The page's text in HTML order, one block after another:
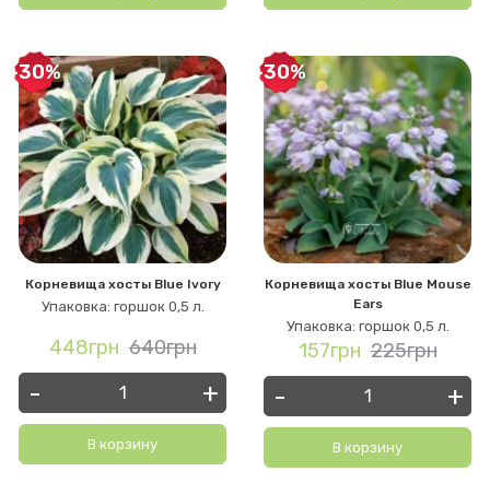
-30%
Корневища хосты Blue Ivory
Упаковка: горшок 0,5 л.
448грн 640грн
- +
В корзину
-30%
Корневища хосты Blue Mouse
Ears
Упаковка: горшок 0,5 л.
157грн 225грн
- +
В корзину